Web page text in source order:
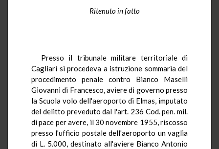
Ritenuto in fatto
Presso il tribunale militare territoriale di
Cagliari si procedeva a istruzione sommaria del
procedimento penale contro Bianco Maselli
Giovanni di Francesco, aviere di governo presso
la Scuola volo dell'aeroporto di Elmas, imputato
del delitto preveduto dal l'art. 236 Cod. pen. mil.
di pace per avere, il 30 novembre 1955, riscosso
presso l'ufficio postale dell'aeroporto un vaglia
di L. 5.000, destinato all'aviere Bianco Antonio